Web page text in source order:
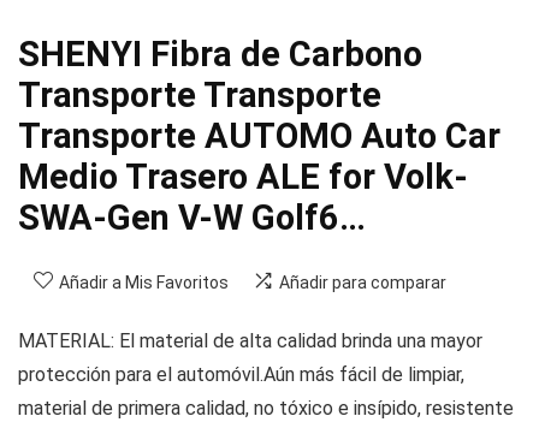
SHENYI Fibra de Carbono
Transporte Transporte
Transporte AUTOMO Auto Car
Medio Trasero ALE for Volk-
SWA-Gen V-W Golf6…
Añadir a Mis Favoritos Añadir para comparar
MATERIAL: El material de alta calidad brinda una mayor
protección para el automóvil.Aún más fácil de limpiar,
material de primera calidad, no tóxico e insípido, resistente